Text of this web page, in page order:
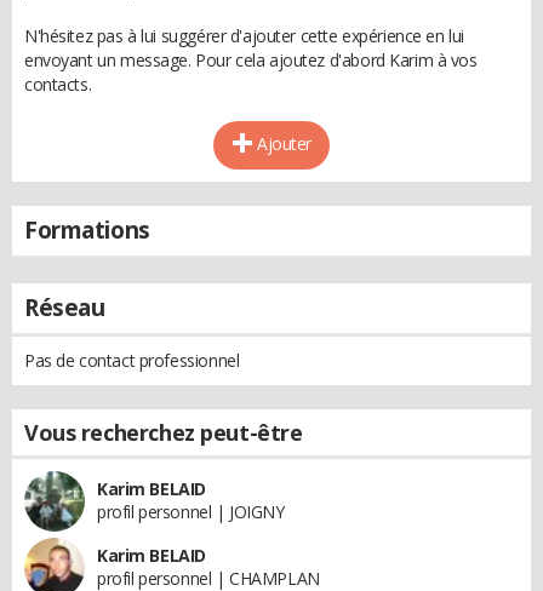
N'hésitez pas à lui suggérer d'ajouter cette expérience en lui
envoyant un message. Pour cela ajoutez d'abord Karim à vos
contacts.
Ajouter
Formations
Réseau
Pas de contact professionnel
Vous recherchez peut-être
Karim BELAID
profil personnel | JOIGNY
Karim BELAID
profil personnel | CHAMPLAN